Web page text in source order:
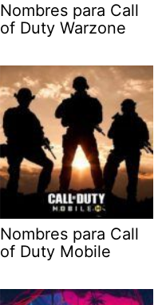
Nombres para Call
of Duty Warzone
Nombres para Call
of Duty Mobile